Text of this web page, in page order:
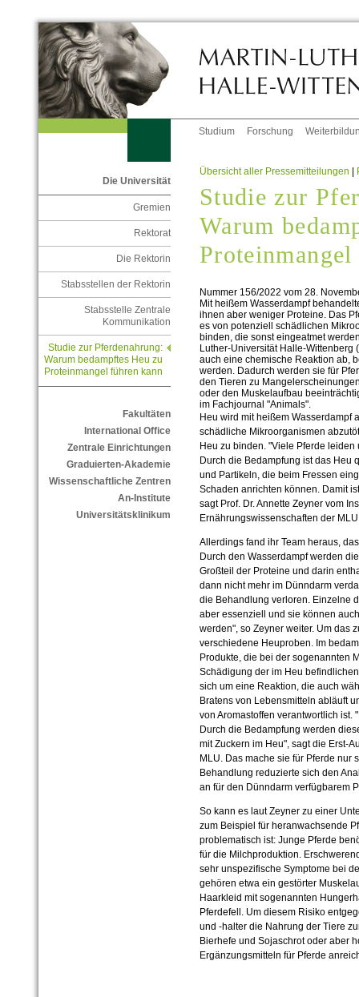
Studium Forschung
Die Universität
Gremien
Rektorat
Die Rektorin
Stabsstellen der Rektorin
Stabsstelle Zentrale
Kommunikation
Studie zur Pferdenahrung:
Warum bedampftes Heu zu
Proteinmangel führen kann
Fakultäten
International Office
Zentrale Einrichtungen
Graduierten-Akademie
Wissenschaftliche Zentren
An-Institute
Universitätsklinikum
Übersicht aller Pressemitteilungen |
Studie zur
Warum
Nummer 156/2022 vom 28.
Mit heißem Wasserdampf
ihnen aber weniger Proteine. Das
es von potenziell schädlichen
binden, die sonst eingeatmet
Luther-Universität Halle-
auch eine chemische Reaktion ab,
werden. Dadurch werden sie für
den Tieren zu
oder den Muskelaufbau
im Fachjournal "Animals".
Heu wird mit heißem Wasserdampf
schädliche Mikroorganismen
Heu zu binden. "Viele Pferde
Durch die Bedampfung ist das Heu
und Partikeln, die beim Fressen
Schaden anrichten können. Damit
sagt Prof. Dr. Annette Zeyner vom
Ernährungswissenschaften der
Allerdings fand ihr Team heraus,
Durch den Wasserdampf werden
Großteil der Proteine und darin
dann nicht mehr im Dünndarm
die Behandlung verloren. Einzelne
aber essenziell und sie können
werden", so Zeyner weiter. Um das
verschiedene Heuproben. Im
Produkte, die bei der sogenannten
Schädigung der im Heu
sich um eine Reaktion, die auch
Bratens von Lebensmitteln abläuft
von Aromastoffen verantwortlich ist.
Durch die Bedampfung werden
mit Zuckern im Heu", sagt die Erst-
MLU. Das mache sie für Pferde nur
Behandlung reduzierte sich den
an für den Dünndarm verfügbarem
So kann es laut Zeyner zu einer
zum Beispiel für heranwachsende
problematisch ist: Junge Pferde
für die Milchproduktion.
sehr unspezifische Symptome bei
gehören etwa ein gestörter
Haarkleid mit sogenannten
Pferdefell. Um diesem Risiko
und -halter die Nahrung der Tiere
Bierhefe und Sojaschrot oder aber
Ergänzungsmitteln für Pferde